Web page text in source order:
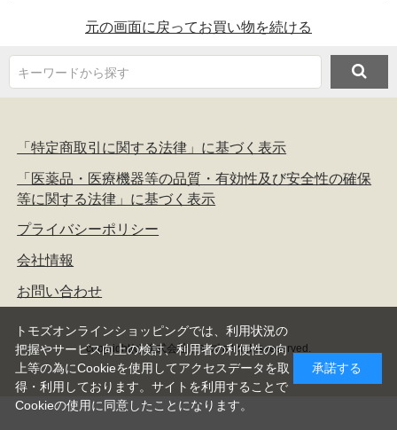
元の画面に戻ってお買い物を続ける
キーワードから探す
「特定商取引に関する法律」に基づく表示
「医薬品・医療機器等の品質・有効性及び安全性の確保
等に関する法律」に基づく表示
プライバシーポリシー
会社情報
お問い合わせ
copyright(c) 株式会社トモズ all rights reserved.
トモズオンラインショッピングでは、利用状況の
把握やサービス向上の検討、利用者の利便性の向
上等の為にCookieを使用してアクセスデータを取
得・利用しております。サイトを利用することで
Cookieの使用に同意したことになります。
承諾する